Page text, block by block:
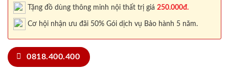
Tặng đồ dùng thông minh nội thất trị giá 250.000đ.
Cơ hội nhận ưu đãi 50% Gói dịch vụ Bảo hành 5 năm.
0818.400.400